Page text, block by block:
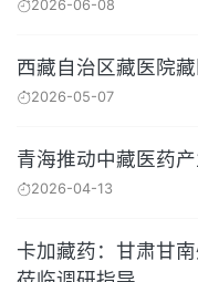
2026-06-08
西藏自治区藏医院
2026-05-07
青海推动中藏医药
2026-04-13
卡加藏药：甘肃甘